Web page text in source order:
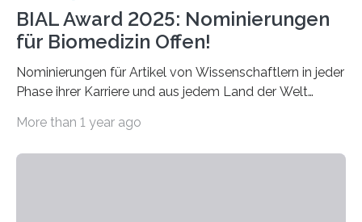
BIAL Award 2025: Nominierungen
für Biomedizin Offen!
Nominierungen für Artikel von Wissenschaftlern in jeder
Phase ihrer Karriere und aus jedem Land der Welt
Leben gerufen, um die bemerkenswertesten
More than 1 year ago